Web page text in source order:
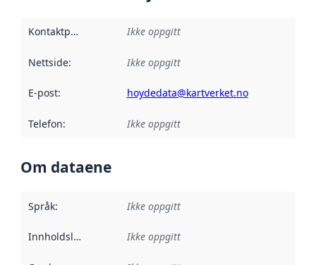
Kontaktpunkt Ikke oppgitt
Nettside: Ikke oppgitt
E-post: hoydedata@kartverket.no
Telefon: Ikke oppgitt
Om dataene
Språk: Ikke oppgitt
Innholdsleverandører :
Ikke oppgitt